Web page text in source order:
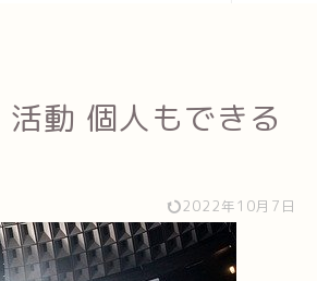
動 個人もできる
2022年10月7日